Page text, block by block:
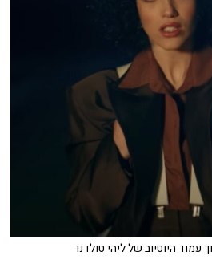
עמוד היוטיוב של ליהי טולדנו